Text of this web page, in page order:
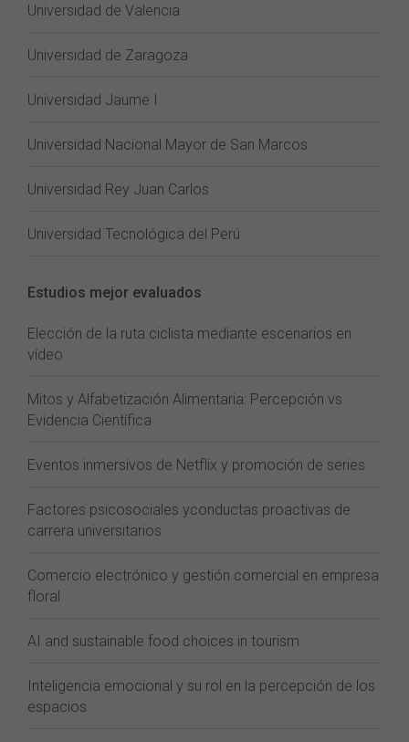
Universidad de Valencia
Universidad de Zaragoza
Universidad Jaume I
Universidad Nacional Mayor de San Marcos
Universidad Rey Juan Carlos
Universidad Tecnológica del Perú
Estudios mejor evaluados
Elección de la ruta ciclista mediante escenarios en
vídeo
Mitos y Alfabetización Alimentaria: Percepción vs
Evidencia Científica
Eventos inmersivos de Netflix y promoción de series
Factores psicosociales yconductas proactivas de
carrera universitarios
Comercio electrónico y gestión comercial en empresa
floral
AI and sustainable food choices in tourism
Inteligencia emocional y su rol en la percepción de los
espacios